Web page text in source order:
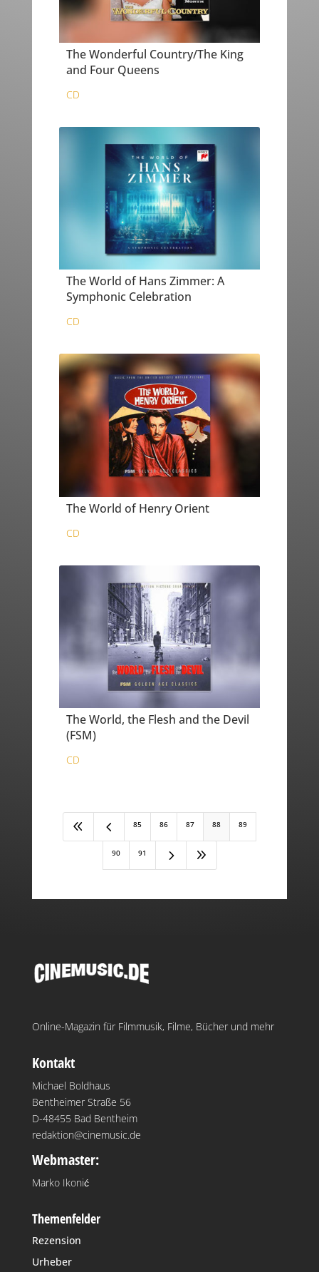
The Wonderful Country/The King
and Four Queens
CD
The World of Hans Zimmer: A
Symphonic Celebration
CD
The World of Henry Orient
CD
The World, the Flesh and the Devil
(FSM)
CD
8 4 85 86 87 88 89
90 91 5 9
Online-Magazin für Filmmusik, Filme, Bücher und mehr
Kontakt
Michael Boldhaus
Bentheimer Straße 56
D-48455 Bad Bentheim
redaktion@cinemusic.de
Webmaster:
Marko Ikonić
Themenfelder
Rezension
Urheber